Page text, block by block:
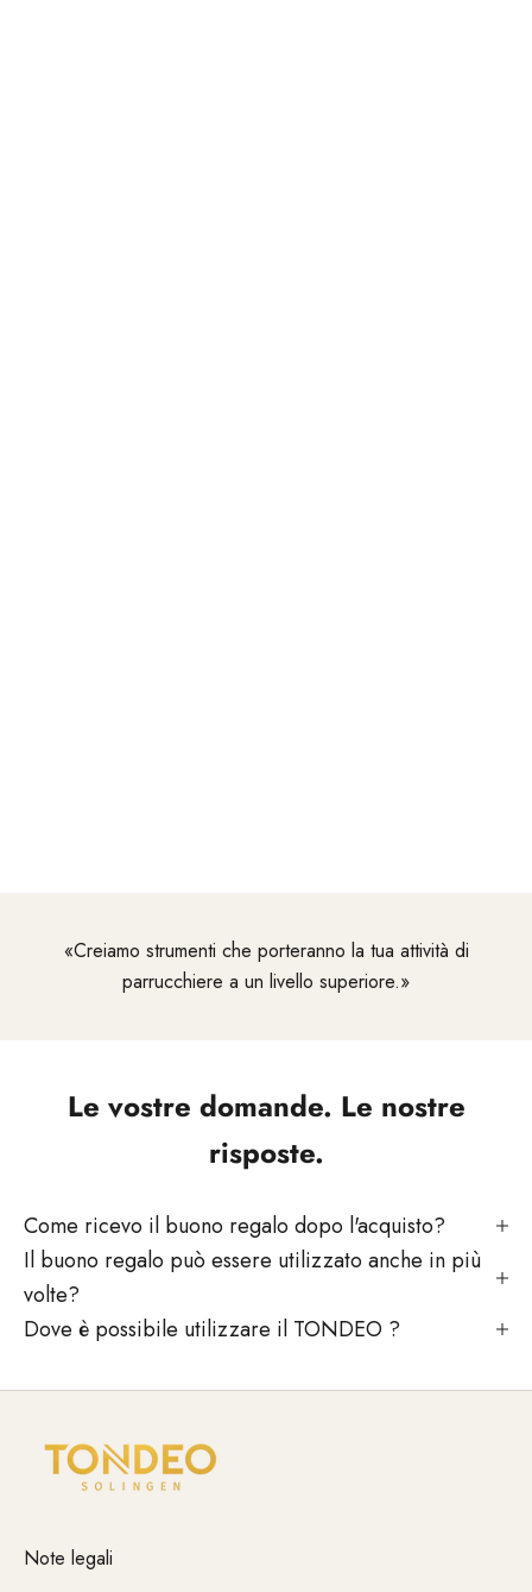
«Creiamo strumenti che porteranno la tua attività di
parrucchiere a un livello superiore.»
Le vostre domande. Le nostre
risposte.
Come ricevo il buono regalo dopo l'acquisto?
Il buono regalo può essere utilizzato anche in più
volte?
Dove è possibile utilizzare il TONDEO ?
Note legali